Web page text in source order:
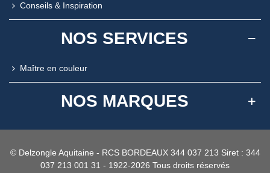
Conseils & Inspiration
NOS SERVICES
Maître en couleur
NOS MARQUES
© Delzongle Aquitaine - RCS BORDEAUX 344 037 213 Siret : 344
037 213 001 31 - 1922-2026 Tous droits réservés